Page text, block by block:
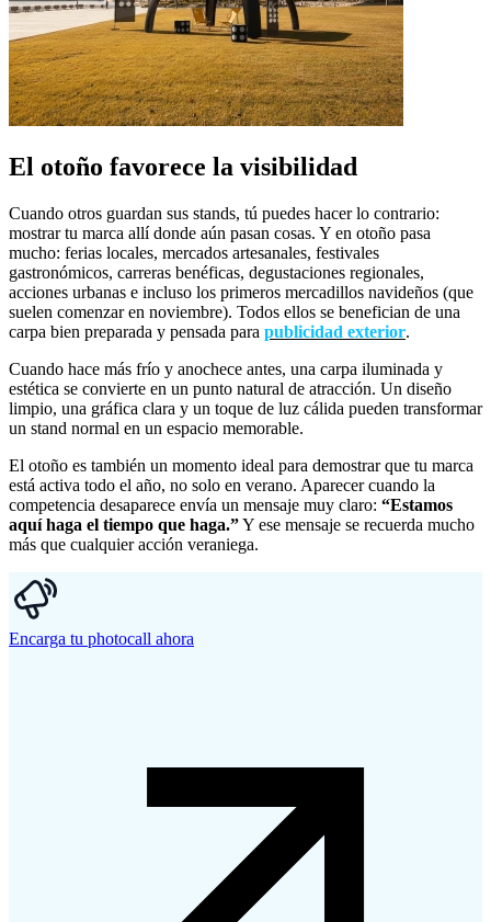
El otoño favorece la visibilidad
Cuando otros guardan sus stands, tú puedes hacer lo contrario:
mostrar tu marca allí donde aún pasan cosas. Y en otoño pasa
mucho: ferias locales, mercados artesanales, festivales
gastronómicos, carreras benéficas, degustaciones regionales,
acciones urbanas e incluso los primeros mercadillos navideños (que
suelen comenzar en noviembre). Todos ellos se benefician de una
carpa bien preparada y pensada para publicidad exterior.
Cuando hace más frío y anochece antes, una carpa iluminada y
estética se convierte en un punto natural de atracción. Un diseño
limpio, una gráfica clara y un toque de luz cálida pueden transformar
un stand normal en un espacio memorable.
El otoño es también un momento ideal para demostrar que tu marca
está activa todo el año, no solo en verano. Aparecer cuando la
competencia desaparece envía un mensaje muy claro: “Estamos
aquí haga el tiempo que haga.”Y ese mensaje se recuerda mucho
más que cualquier acción veraniega.
Encarga tu photocall ahora